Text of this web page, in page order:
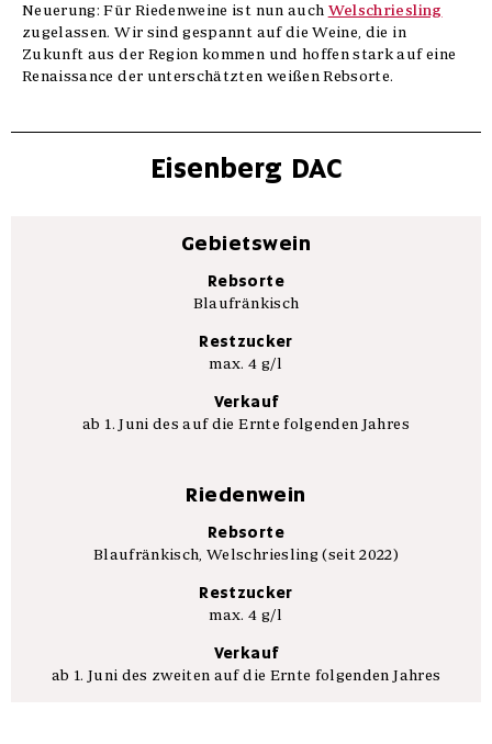
Neuerung: Für Riedenweine ist nun auch Welschriesling
zugelassen. Wir sind gespannt auf die Weine, die in
Zukunft aus der Region kommen und hoffen stark auf eine
Renaissance der unterschätzten weißen Rebsorte.
Eisenberg DAC
Gebietswein
Rebsorte
Blaufränkisch
Restzucker
max. 4 g/l
Verkauf
ab 1. Juni des auf die Ernte folgenden Jahres
Riedenwein
Rebsorte
Blaufränkisch, Welschriesling (seit 2022)
Restzucker
max. 4 g/l
Verkauf
ab 1. Juni des zweiten auf die Ernte folgenden Jahres